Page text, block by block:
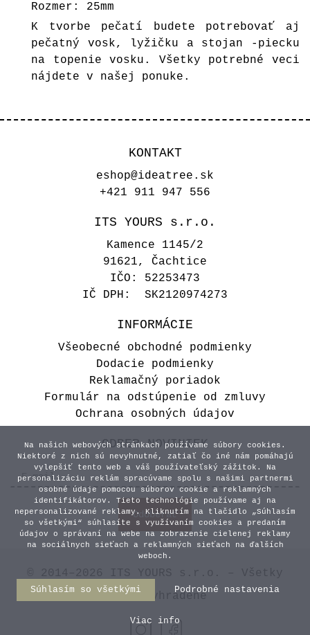
Rozmer: 25mm
K tvorbe pečatí budete potrebovať aj
pečatný vosk, lyžičku a stojan -piecku
na topenie vosku. Všetky potrebné veci
nájdete v našej ponuke.
KONTAKT
eshop@ideatree.sk
+421 911 947 556
ITS YOURS s.r.o.
Kamence 1145/2
91621, Čachtice
IČO: 52253473
IČ DPH: SK2120974273
INFORMÁCIE
Všeobecné obchodné podmienky
Dodacie podmienky
Reklamačný poriadok
Formulár na odstúpenie od zmluvy
Ochrana osobných údajov
ODBER NOVINIEK
práva vyhradené
Na našich webových stránkach používame súbory cookies.
Niektoré z nich sú nevyhnutné, zatiaľ čo iné nám pomáhajú
vylepšiť tento web a váš používateľský zážitok. Na
personalizáciu reklám spracúvame spolu s našimi partnermi
osobné údaje pomocou súborov cookie a reklamných
identifikátorov. Tieto technológie používame aj na
nepersonalizované reklamy. Kliknutím na tlačidlo „Súhlasím
so všetkými“ súhlasíte s využívaním cookies a predaním
údajov o správaní na webe na zobrazenie cielenej reklamy
na sociálnych sieťach a reklamných sieťach na ďalších
weboch.
Súhlasím so všetkými Podrobné nastavenia
Viac info